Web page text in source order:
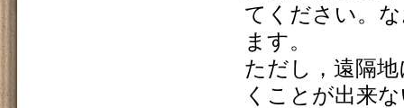
てください。
ます。
ただし，遠隔
くことが出来